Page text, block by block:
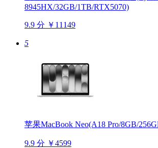
8945HX/32GB/1TB/RTX5070)
9.9 分 ￥11149
5
苹果MacBook Neo(A18 Pro/8GB/
9.9 分 ￥4599